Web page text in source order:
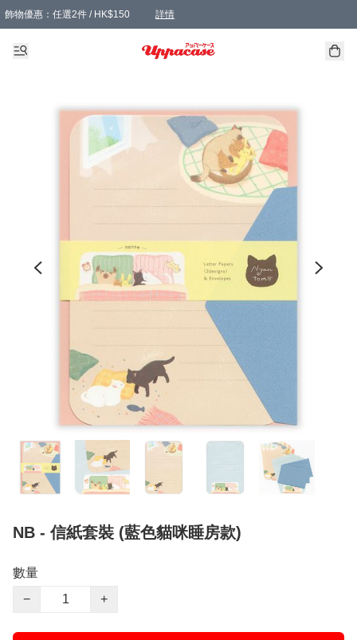
飾物優惠：任選2件 / HK$150 詳情
髮飾優惠：任選2件 / HK$100 詳情
精選襪子優惠：任選3對 / HK$115 詳情
滿額免運：本地訂單滿港幣350元可享免運費優惠
NB - 信紙套裝 (藍色貓咪睡房款)
數量
−
+